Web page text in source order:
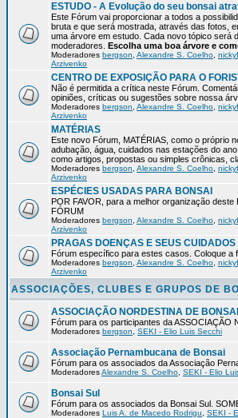
ESTUDO - A Evolução do seu bonsai
Este Fórum vai proporcionar a todos a
bruta e que será mostrada, através das fotos,
uma árvore em estudo. Cada novo tópico será
moderadores. Escolha uma boa árvore e
Moderadores bergson Alexandre S. Coelho
Arzivenko
CENTRO DE EXPOSIÇÃO PARA O
Não é permitida a crítica neste Fórum.
opiniões, críticas ou sugestões sobre nossa
Moderadores bergson Alexandre S. Coelho
Arzivenko
MATÉRIAS
Este novo Fórum, MATÉRIAS, como o próprio
adubação, água, cuidados nas estações do
como artigos, propostas ou simples crônicas,
Moderadores bergson Alexandre S. Coelho
Arzivenko
ESPÉCIES USADAS PARA BONSAI
POR FAVOR, para a melhor organização
FÓRUM
Moderadores bergson Alexandre S. Coelho
Arzivenko
PRAGAS DOENÇAS E SEUS CUIDADOS
Fórum específico para estes casos. Coloque
Moderadores bergson Alexandre S. Coelho
Arzivenko
ASSOCIAÇÕES, CLUBES E GRUPOS DE
ASSOCIAÇÃO NORDESTINA DE BONSAI
Fórum para os participantes da ASSOCIAÇÃO
Moderadores bergson SEKI - Elio Luis Secchi
Associação Pernambucana de Bonsai
Fórum para os associados da Associação
ModeradoresAlexandre S. Coelho SEKI - Elio
Bonsai Sul
Fórum para os associados da Bonsai Sul.
Moderadores Luis A. de Macedo Rodrigu SEKI -